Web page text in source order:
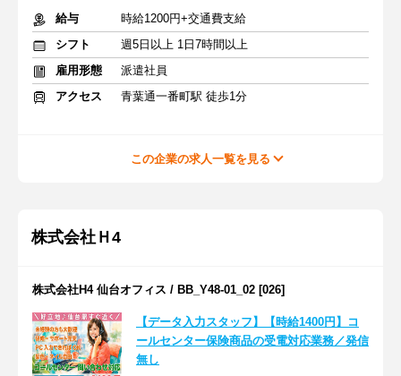
給与
時給1200円+交通費支給
シフト
週5日以上 1日7時間以上
雇用形態
派遣社員
アクセス
青葉通一番町駅 徒歩1分
この企業の求人一覧を見る
株式会社Ｈ4
株式会社H4 仙台オフィス / BB_Y48-01_02 [026]
【データ入力スタッフ】【時給1400円】コ
ールセンター保険商品の受電対応業務／発信
無し